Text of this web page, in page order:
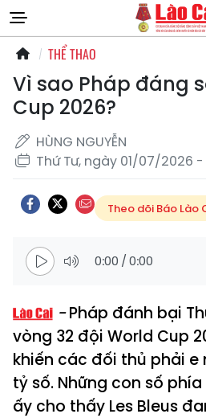
THỂ THAO
Vì sao Pháp đáng
Cup 2026?
HÙNG NGUYỄN
Thứ Tư, ngày 01/07/2026 -
Theo dõi Báo Lào
0:00 /0:00
Pháp đánh bại
vòng 32 đội World Cup
khiến các đối thủ phải e
tỷ số. Những con số
ấy cho thấy Les Bleus